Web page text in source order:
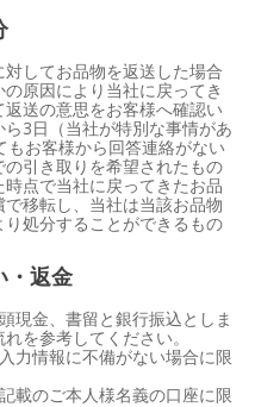
してお品物を返送した場合
原因により当社に戻ってき
送の意思をお客様へ確認い
3日（当社が特別な事情があ
お客様から回答連絡がない
引き取りを希望されたもの
点で当社に戻ってきたお品
移転し、当社は当該お品物
処分することができるもの
・返金
現金、書留と銀行振込としま
を参考してください。
力情報に不備がない場合に限
載のご本人様名義の口座に限